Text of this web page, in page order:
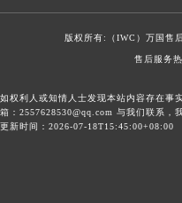
版权所有:（IWC） 万国售
售后服务热
如权利人或知情人士发现本站内容存在事
箱：2557628530@qq.com 与我们联系，
更新时间：2026-07-18T15:45:00+08:00